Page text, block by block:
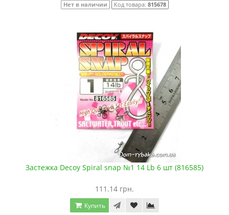
Нет в наличии Код товара: 815678
Застежка Decoy Spiral snap №1 14 Lb 6 шт (816585)
111.14 грн.
Купить